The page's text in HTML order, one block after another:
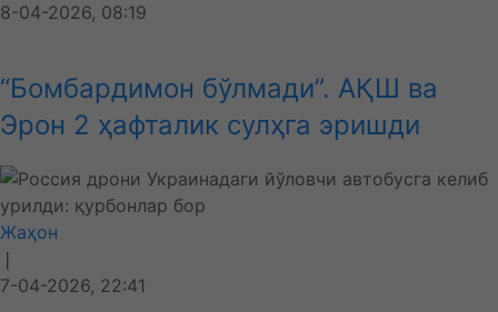
8-04-2026, 08:19
“Бомбардимон бўлмади”. АҚШ ва
Эрон 2 ҳафталик сулҳга эришди
Жаҳон
❘
7-04-2026, 22:41